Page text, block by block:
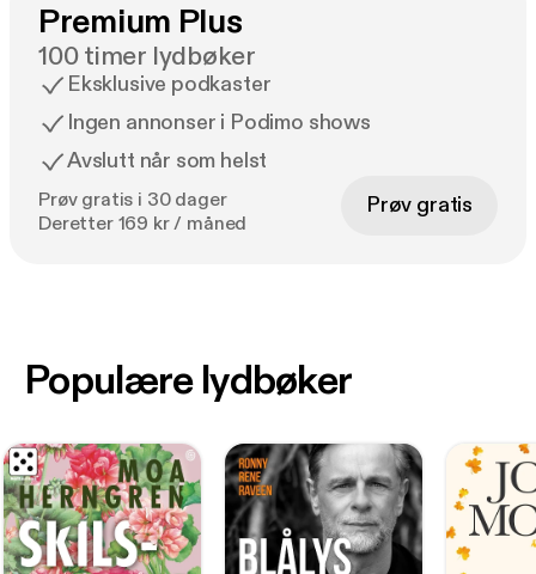
Premium Plus
100 timer lydbøker
Eksklusive podkaster
Ingen annonser i Podimo shows
Avslutt når som helst
Prøv gratis i 30 dager
Deretter 169 kr / måned
Prøv gratis
Populære lydbøker